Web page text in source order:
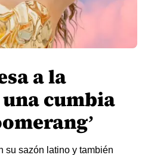
a la
cumbia
su sazón latino y también